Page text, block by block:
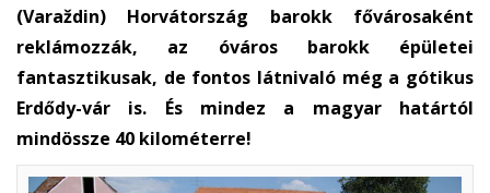
(Varaždin) Horvátország barokk fővárosaként
reklámozzák, az óváros barokk épületei
fantasztikusak, de fontos látnivaló még a gótikus
Erdődy-vár is. És mindez a magyar határtól
mindössze 40 kilométerre!